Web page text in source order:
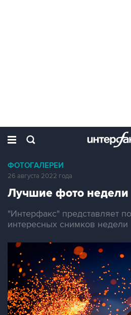
ФОТОГАЛЕРЕИ
26 августа 2022 года
Лучшие фото недели
"Интерфакс" представляет
интересных снимков недели